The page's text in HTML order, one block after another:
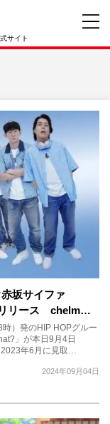
サイト
坂サイファ
リリース chelm…
）発のHIP HOPグルー
」が本日9月4日
2023年6月に見取…
2024年09月04日